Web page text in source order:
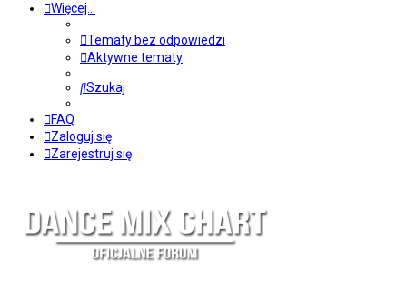
Więcej…
Tematy bez odpowiedzi
Aktywne tematy
Szukaj
FAQ
Zaloguj się
Zarejestruj się